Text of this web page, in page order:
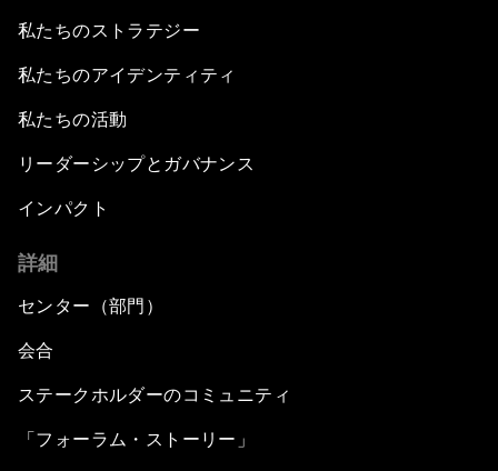
私たちのストラテジー
私たちのアイデンティティ
私たちの活動
リーダーシップとガバナンス
インパクト
詳細
センター（部門）
会合
ステークホルダーのコミュニティ
「フォーラム・ストーリー」